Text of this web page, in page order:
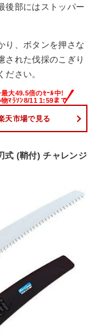
後部にはストッパー
り、ボタンを押さな
された伐採のこぎり
さい。
天市場で見る
式 (鞘付) チャレンジ